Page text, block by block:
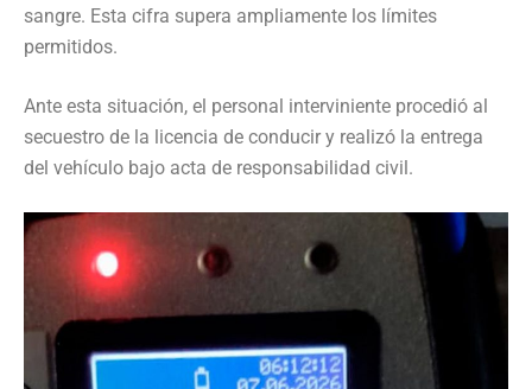
sangre. Esta cifra supera ampliamente los límites
permitidos.
Ante esta situación, el personal interviniente procedió al
secuestro de la licencia de conducir y realizó la entrega
del vehículo bajo acta de responsabilidad civil.